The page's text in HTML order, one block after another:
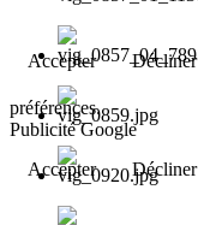
Accepter
Décliner
préférences.
Publicité Google
Accepter
Décliner